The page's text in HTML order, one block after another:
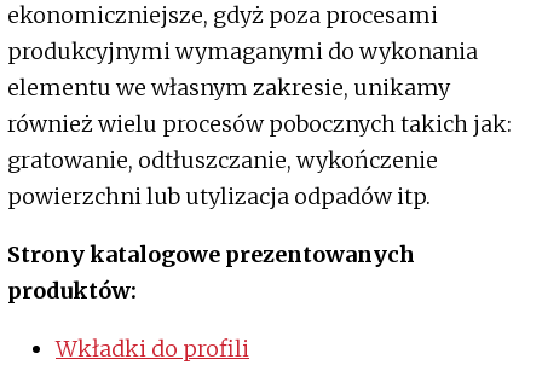
ekonomiczniejsze, gdyż poza procesami
produkcyjnymi wymaganymi do wykonania
elementu we własnym zakresie, unikamy
również wielu procesów pobocznych takich jak:
gratowanie, odtłuszczanie, wykończenie
powierzchni lub utylizacja odpadów itp.
Strony katalogowe prezentowanych
produktów:
Wkładki do profili